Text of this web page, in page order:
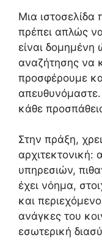
Μια ιστοσελίδα
πρέπει απλώς
είναι
αναζήτησης να
προσφέρουμε
κάθε
Στην πράξη,
αρχιτεκτονική:
υπηρεσιών,
έχει νόημα,
και
ανάγκες του
εσωτερική